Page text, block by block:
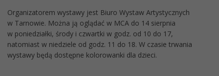
Organizatorem wystawy jest Biuro Wystaw Artystycznych
w Tarnowie. Można ją oglądać w MCA do 14 sierpnia
w poniedziałki, środy i czwartki w godz. od 10 do 17,
natomiast w niedziele od godz. 11 do 18. W czasie trwania
wystawy będą dostępne kolorowanki dla dzieci.